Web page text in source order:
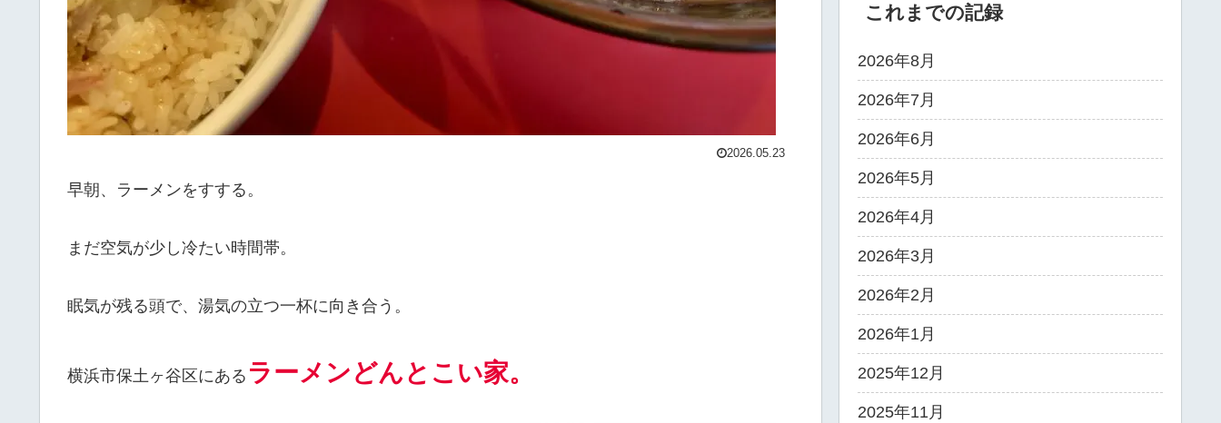
2026.05.23
早朝、ラーメンをすする。
まだ空気が少し冷たい時間帯。
眠気が残る頭で、湯気の立つ一杯に向き合う。
横浜市保土ヶ谷区にある ラーメンどんとこい家。
これまでの記録
2026年8月
2026年7月
2026年6月
2026年5月
2026年4月
2026年3月
2026年2月
2026年1月
2025年12月
2025年11月